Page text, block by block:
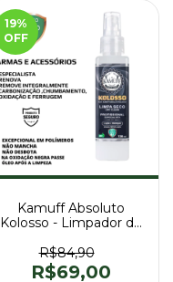
19%
OFF
Kamuff Absoluto
Kolosso - Limpador de
Profissional - 120ml
R$84,90
R$69,00